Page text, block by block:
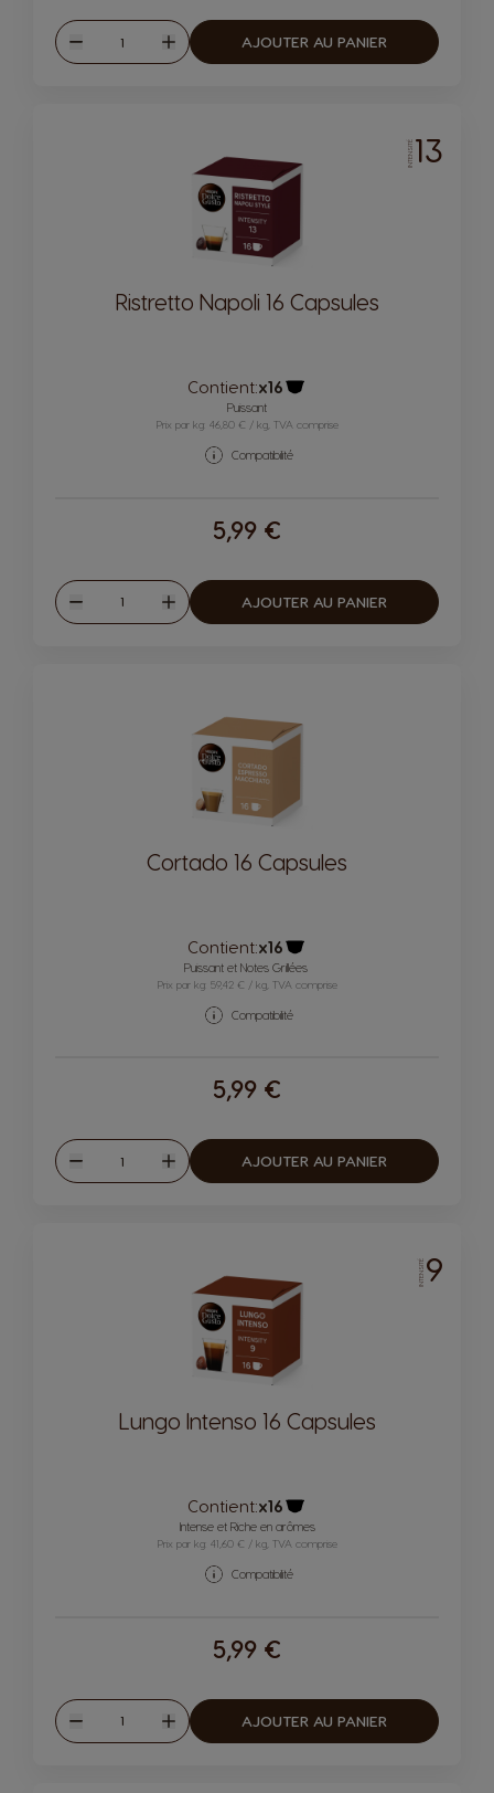
Diminuer
Quantité
Augmenter
AJOUTER AU PANIER
INTENSITÉ13
Ristretto Napoli 16 Capsules
Contient:x16
Puissant
Prix par kg: 46,80 € / kg, TVA comprise
Compatibilité
5,99 €
Diminuer
Quantité
Augmenter
AJOUTER AU PANIER
Cortado 16 Capsules
Contient:x16
Icône capsules
Puissant et Notes Grillées
Prix par kg: 59,42 € / kg, TVA comprise
Compatibilité
5,99 €
Diminuer
Quantité
Augmenter
AJOUTER AU PANIER
INTENSITÉ9
Lungo Intenso 16 Capsules
Contient:x16
Icône capsules
Intense et Riche en arômes
Prix par kg: 41,60 € / kg, TVA comprise
Compatibilité
5,99 €
Diminuer
Quantité
Augmenter
AJOUTER AU PANIER